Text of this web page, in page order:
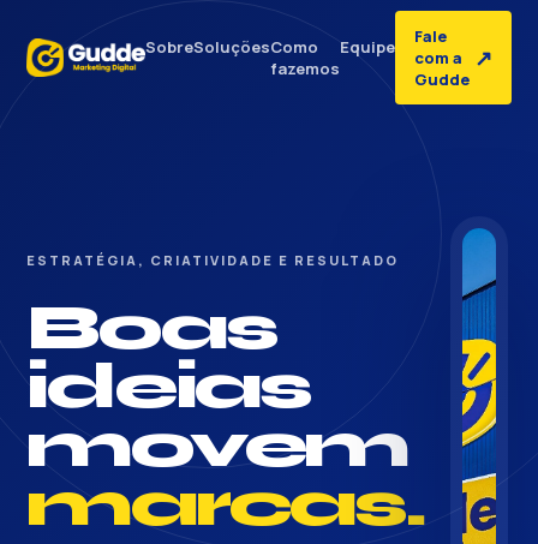
SobreSoluçõesComo
fazemos
Equipe
Fale
com a
Gudde
↗
ESTRATÉGIA, CRIATIVIDADE E RESULTADO
Boas
ideias
movem
marcas.